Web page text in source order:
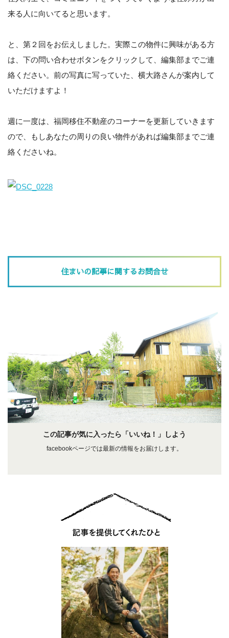
来る人に向いてると思います。
と、第２回をお伝えしました。実際この物件に興味がある方
は、下の問い合わせボタンをクリックして、編集部までご連
絡ください。前の写真に写っていた、横大路さんが案内して
いただけますよ！
週に一度は、福岡移住不動産のコーナーを更新していきます
ので、もしあなたの周りの良い物件があれば編集部までご連
絡くださいね。
住まいの記事に関するお問合せ
この記事が気に入ったら「いいね！」しよう
facebookページでは最新の情報をお届けします。